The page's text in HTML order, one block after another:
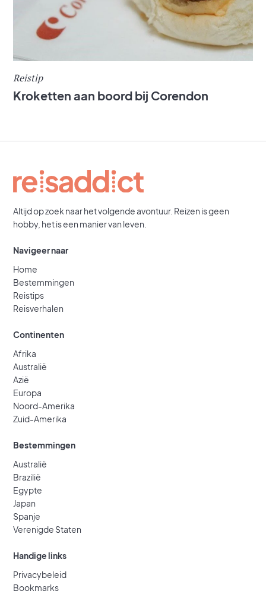
Reistip
Kroketten aan boord bij Corendon
Altijd op zoek naar het volgende avontuur. Reizen is geen
hobby, het is een manier van leven.
Navigeer naar
Home
Bestemmingen
Reistips
Reisverhalen
Continenten
Afrika
Australië
Azië
Europa
Noord-Amerika
Zuid-Amerika
Bestemmingen
Australië
Brazilië
Egypte
Japan
Spanje
Verenigde Staten
Handige links
Privacybeleid
Bookmarks